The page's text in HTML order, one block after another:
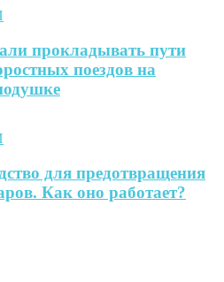
прокладывать пути
поездов на
для предотвращения
Как оно работает?